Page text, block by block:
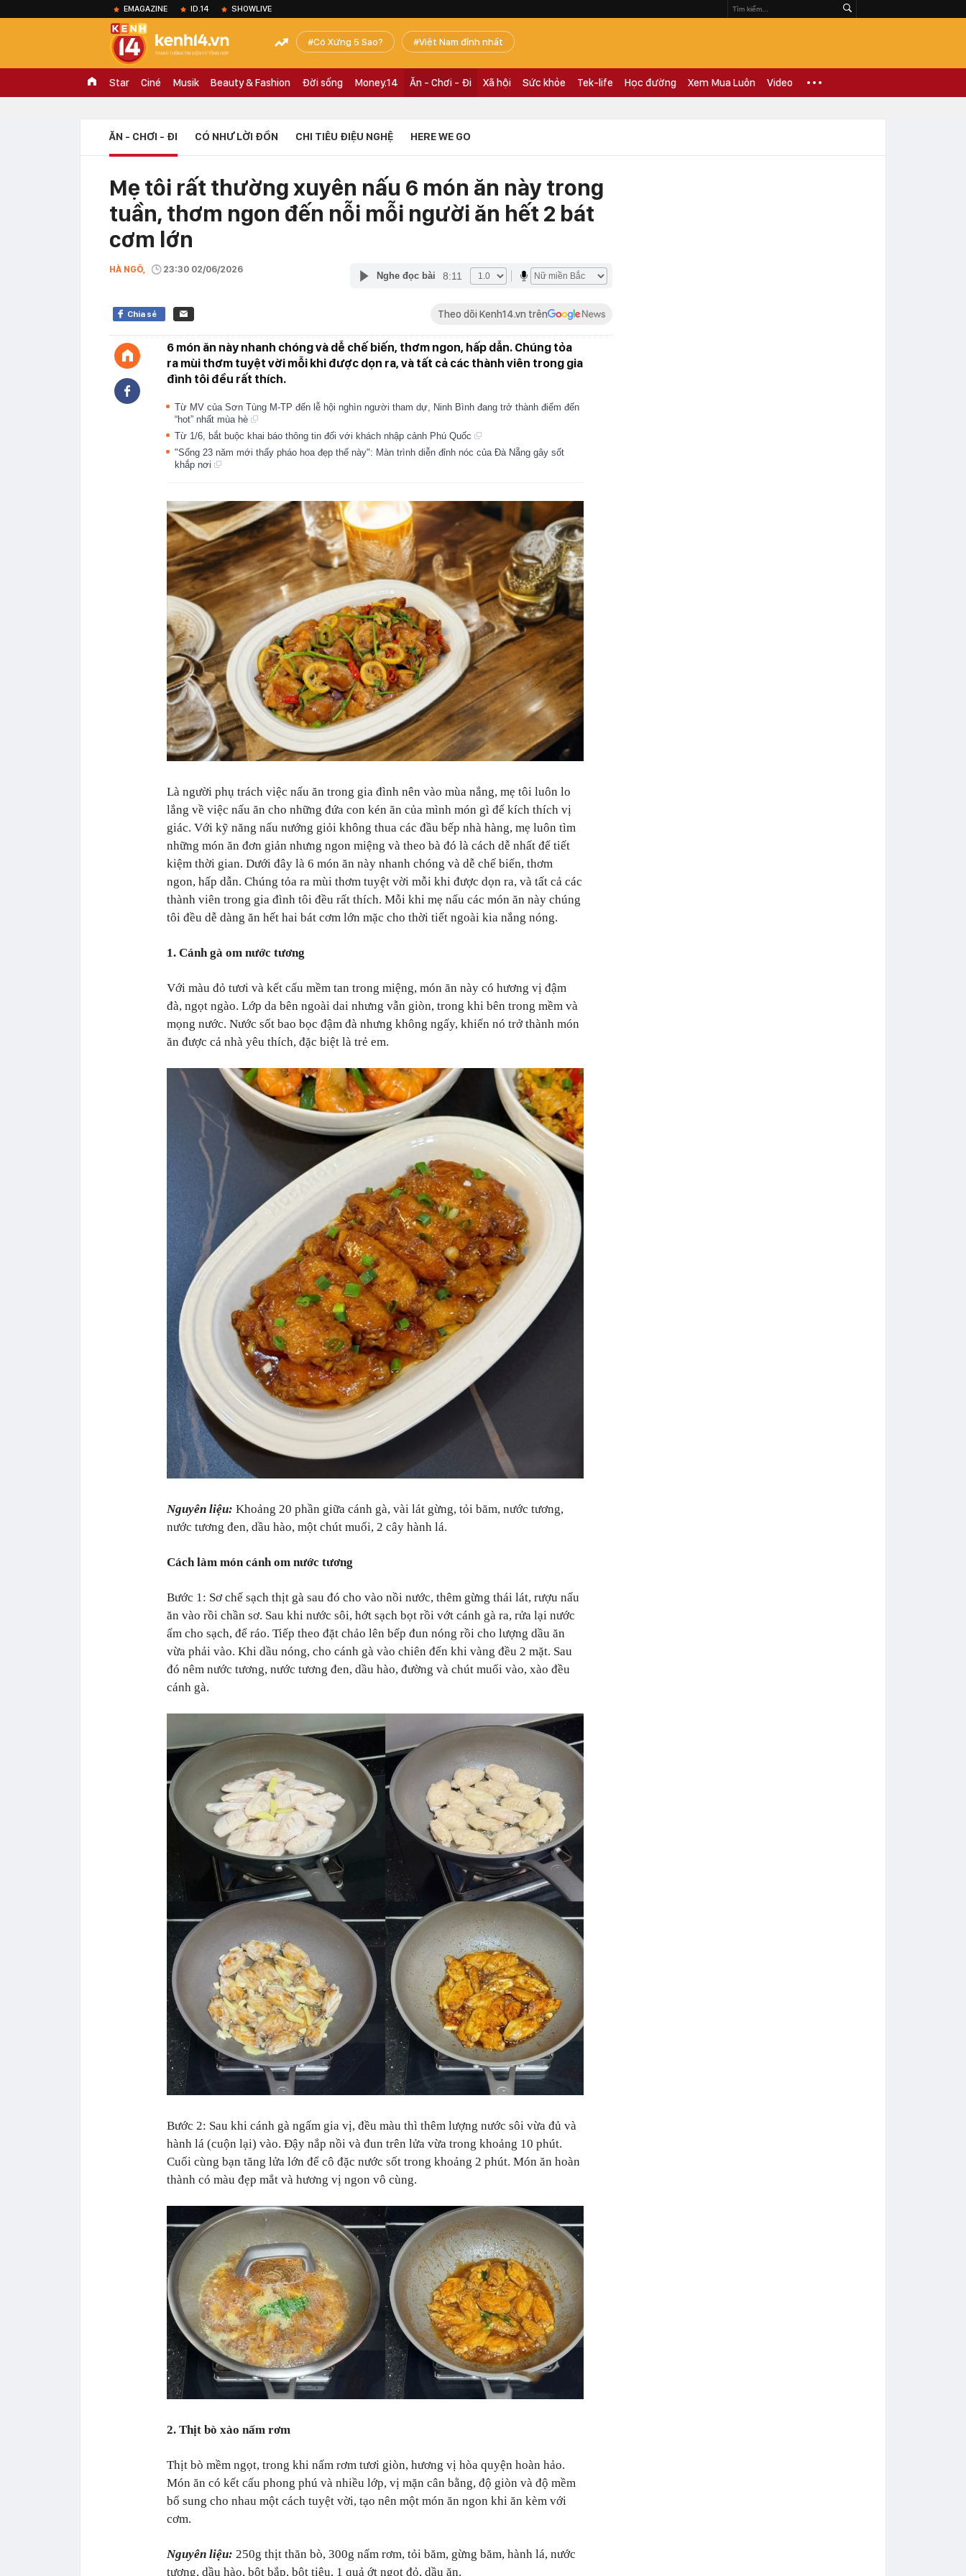
EMAGAZINE ID.14 SHOWLIVE
Có Xứng 5 Sao? Việt Nam đỉnh nhất
Star Ciné Musik Beauty & Fashion Đời sống Money.14 Ăn - Chơi - Đi Xã hội Sức khỏe Tek-life Học đường Xem Mua Luôn Video
ĂN - CHƠI - ĐI CÓ NHƯ LỜI ĐỒN CHI TIÊU ĐIỆU NGHỆ HERE WE GO
Mẹ tôi rất thường xuyên nấu 6 món ăn này trong
tuần, thơm ngon đến nỗi mỗi người ăn hết 2 bát
cơm lớn
HÀ NGÔ, 23:30 02/06/2026
Nghe đọc bài 8:11
Chia sẻ Theo dõi Kenh14.vn trên
6 món ăn này nhanh chóng và dễ chế biến, thơm ngon, hấp dẫn. Chúng tỏa
ra mùi thơm tuyệt vời mỗi khi được dọn ra, và tất cả các thành viên trong gia
đình tôi đều rất thích.
Từ MV của Sơn Tùng M-TP đến lễ hội nghìn người tham dự, Ninh Bình đang trở thành điểm đến
“hot” nhất mùa hè
Từ 1/6, bắt buộc khai báo thông tin đối với khách nhập cảnh Phú Quốc
"Sống 23 năm mới thấy pháo hoa đẹp thế này": Màn trình diễn đỉnh nóc của Đà Nẵng gây sốt
khắp nơi
Là người phụ trách việc nấu ăn trong gia đình nên vào mùa nắng, mẹ tôi luôn lo
lắng về việc nấu ăn cho những đứa con kén ăn của mình món gì để kích thích vị
giác. Với kỹ năng nấu nướng giỏi không thua các đầu bếp nhà hàng, mẹ luôn tìm
những món ăn đơn giản nhưng ngon miệng và theo bà đó là cách dễ nhất để tiết
kiệm thời gian. Dưới đây là 6 món ăn này nhanh chóng và dễ chế biến, thơm
ngon, hấp dẫn. Chúng tỏa ra mùi thơm tuyệt vời mỗi khi được dọn ra, và tất cả các
thành viên trong gia đình tôi đều rất thích. Mỗi khi mẹ nấu các món ăn này chúng
tôi đều dễ dàng ăn hết hai bát cơm lớn mặc cho thời tiết ngoài kia nắng nóng.
1. Cánh gà om nước tương
Với màu đỏ tươi và kết cấu mềm tan trong miệng, món ăn này có hương vị đậm
đà, ngọt ngào. Lớp da bên ngoài dai nhưng vẫn giòn, trong khi bên trong mềm và
mọng nước. Nước sốt bao bọc đậm đà nhưng không ngấy, khiến nó trở thành món
ăn được cả nhà yêu thích, đặc biệt là trẻ em.
Nguyên liệu: Khoảng 20 phần giữa cánh gà, vài lát gừng, tỏi băm, nước tương,
nước tương đen, dầu hào, một chút muối, 2 cây hành lá.
Cách làm món cánh om nước tương
Bước 1: Sơ chế sạch thịt gà sau đó cho vào nồi nước, thêm gừng thái lát, rượu nấu
ăn vào rồi chần sơ. Sau khi nước sôi, hớt sạch bọt rồi vớt cánh gà ra, rửa lại nước
ấm cho sạch, để ráo. Tiếp theo đặt chảo lên bếp đun nóng rồi cho lượng dầu ăn
vừa phải vào. Khi dầu nóng, cho cánh gà vào chiên đến khi vàng đều 2 mặt. Sau
đó nêm nước tương, nước tương đen, dầu hào, đường và chút muối vào, xào đều
cánh gà.
Bước 2: Sau khi cánh gà ngấm gia vị, đều màu thì thêm lượng nước sôi vừa đủ và
hành lá (cuộn lại) vào. Đậy nắp nồi và đun trên lửa vừa trong khoảng 10 phút.
Cuối cùng bạn tăng lửa lớn để cô đặc nước sốt trong khoảng 2 phút. Món ăn hoàn
thành có màu đẹp mắt và hương vị ngon vô cùng.
2. Thịt bò xào nấm rơm
Thịt bò mềm ngọt, trong khi nấm rơm tươi giòn, hương vị hòa quyện hoàn hảo.
Món ăn có kết cấu phong phú và nhiều lớp, vị mặn cân bằng, độ giòn và độ mềm
bổ sung cho nhau một cách tuyệt vời, tạo nên một món ăn ngon khi ăn kèm với
cơm.
Nguyên liệu: 250g thịt thăn bò, 300g nấm rơm, tỏi băm, gừng băm, hành lá, nước
tương, dầu hào, bột bắp, bột tiêu, 1 quả ớt ngọt đỏ, dầu ăn.